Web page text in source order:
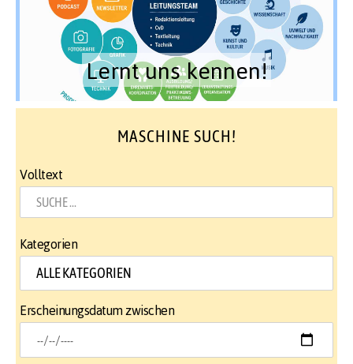
Lernt uns kennen!
MASCHINE SUCH!
Volltext
Kategorien
Erscheinungsdatum zwischen